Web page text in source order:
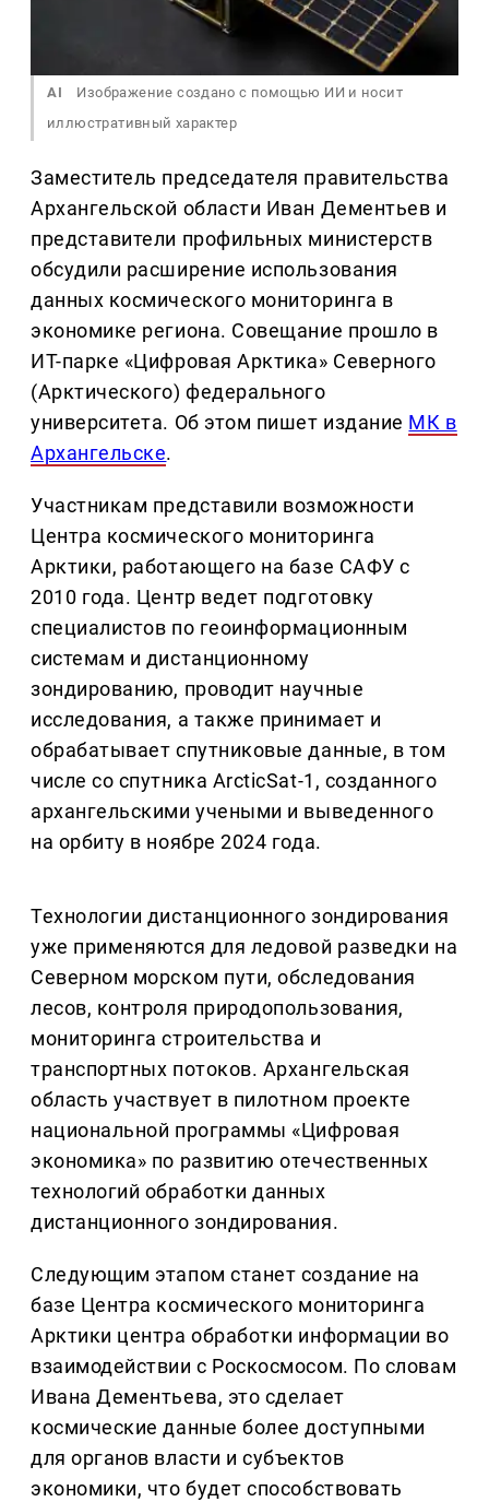
AI
Изображение создано с помощью ИИ и носит
иллюстративный характер
Заместитель председателя правительства
Архангельской области Иван Дементьев и
представители профильных министерств
обсудили расширение использования
данных космического мониторинга в
экономике региона. Совещание прошло в
ИТ-парке «Цифровая Арктика» Северного
(Арктического) федерального
университета. Об этом пишет издание МК в
Архангельске.
Участникам представили возможности
Центра космического мониторинга
Арктики, работающего на базе САФУ с
2010 года. Центр ведет подготовку
специалистов по геоинформационным
системам и дистанционному
зондированию, проводит научные
исследования, а также принимает и
обрабатывает спутниковые данные, в том
числе со спутника ArcticSat-1, созданного
архангельскими учеными и выведенного
на орбиту в ноябре 2024 года.
Технологии дистанционного зондирования
уже применяются для ледовой разведки на
Северном морском пути, обследования
лесов, контроля природопользования,
мониторинга строительства и
транспортных потоков. Архангельская
область участвует в пилотном проекте
национальной программы «Цифровая
экономика» по развитию отечественных
технологий обработки данных
дистанционного зондирования.
Следующим этапом станет создание на
базе Центра космического мониторинга
Арктики центра обработки информации во
взаимодействии с Роскосмосом. По словам
Ивана Дементьева, это сделает
космические данные более доступными
для органов власти и субъектов
экономики, что будет способствовать